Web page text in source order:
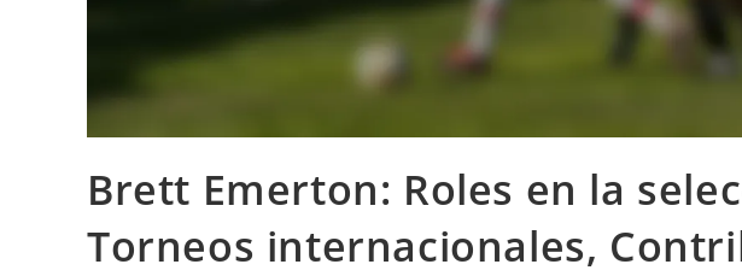
Brett Emerton: Roles en la
Torneos internacionales,